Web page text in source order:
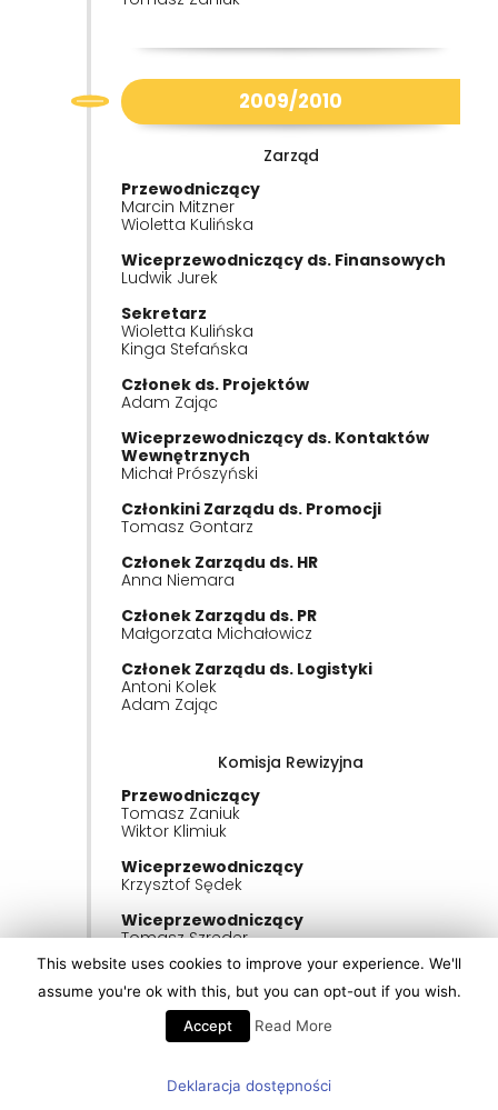
2009/2010
Zarząd
Przewodniczący
Marcin Mitzner
Wioletta Kulińska
Wiceprzewodniczący ds. Finansowych
Ludwik Jurek
Sekretarz
Wioletta Kulińska
Kinga Stefańska
Członek ds. Projektów
Adam Zając
Wiceprzewodniczący ds. Kontaktów
Wewnętrznych
Michał Prószyński
Członkini Zarządu ds. Promocji
Tomasz Gontarz
Członek Zarządu ds. HR
Anna Niemara
Członek Zarządu ds. PR
Małgorzata Michałowicz
Członek Zarządu ds. Logistyki
Antoni Kolek
Adam Zając
Komisja Rewizyjna
Przewodniczący
Tomasz Zaniuk
Wiktor Klimiuk
Wiceprzewodniczący
Krzysztof Sędek
Wiceprzewodniczący
Tomasz Szreder
Członek
Anna Frączek
Członek
Wiktor Klimiuk
This website uses cookies to improve your experience. We'll
assume you're ok with this, but you can opt-out if you wish.
Accept
Read More
Deklaracja dostępności